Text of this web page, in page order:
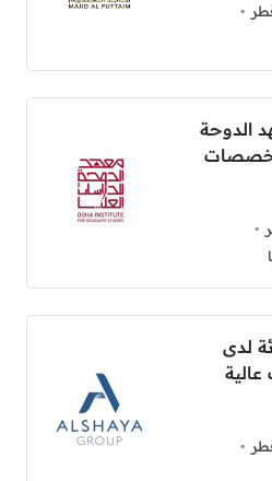
الدوحة
تخصصات
لدى